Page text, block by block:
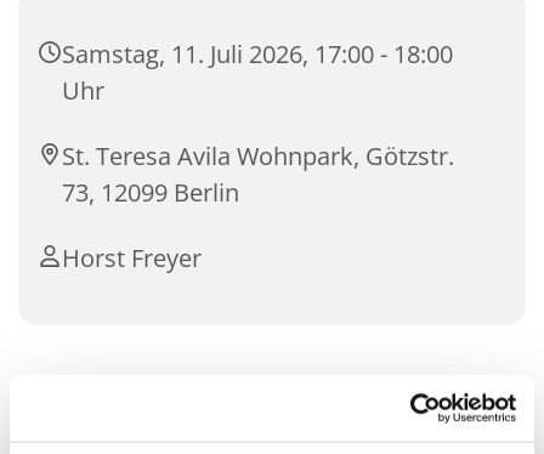
Samstag, 11. Juli 2026, 17:00 - 18:00
Uhr
St. Teresa Avila Wohnpark, Götzstr.
73, 12099 Berlin
Horst Freyer